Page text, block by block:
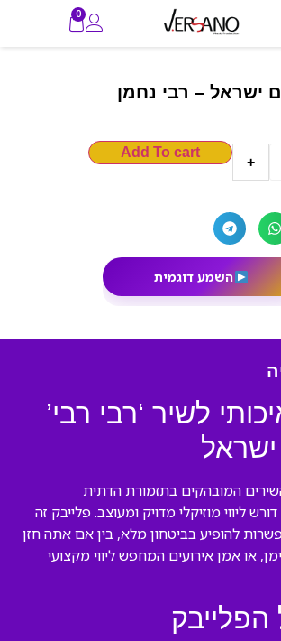
0
ישראל – רבי נחמן
+
Add To cart
השמע דוגמית
לשיר ‘רבי רבי’
המובהקים בתזמורת הדתית
ליווי מוזיקלי מדויק ומעוצב. פלייבק זה
להופיע בביטחון מלא, בין אם אתה חזן
או אמן אירועים המחפש ליווי מקצועי